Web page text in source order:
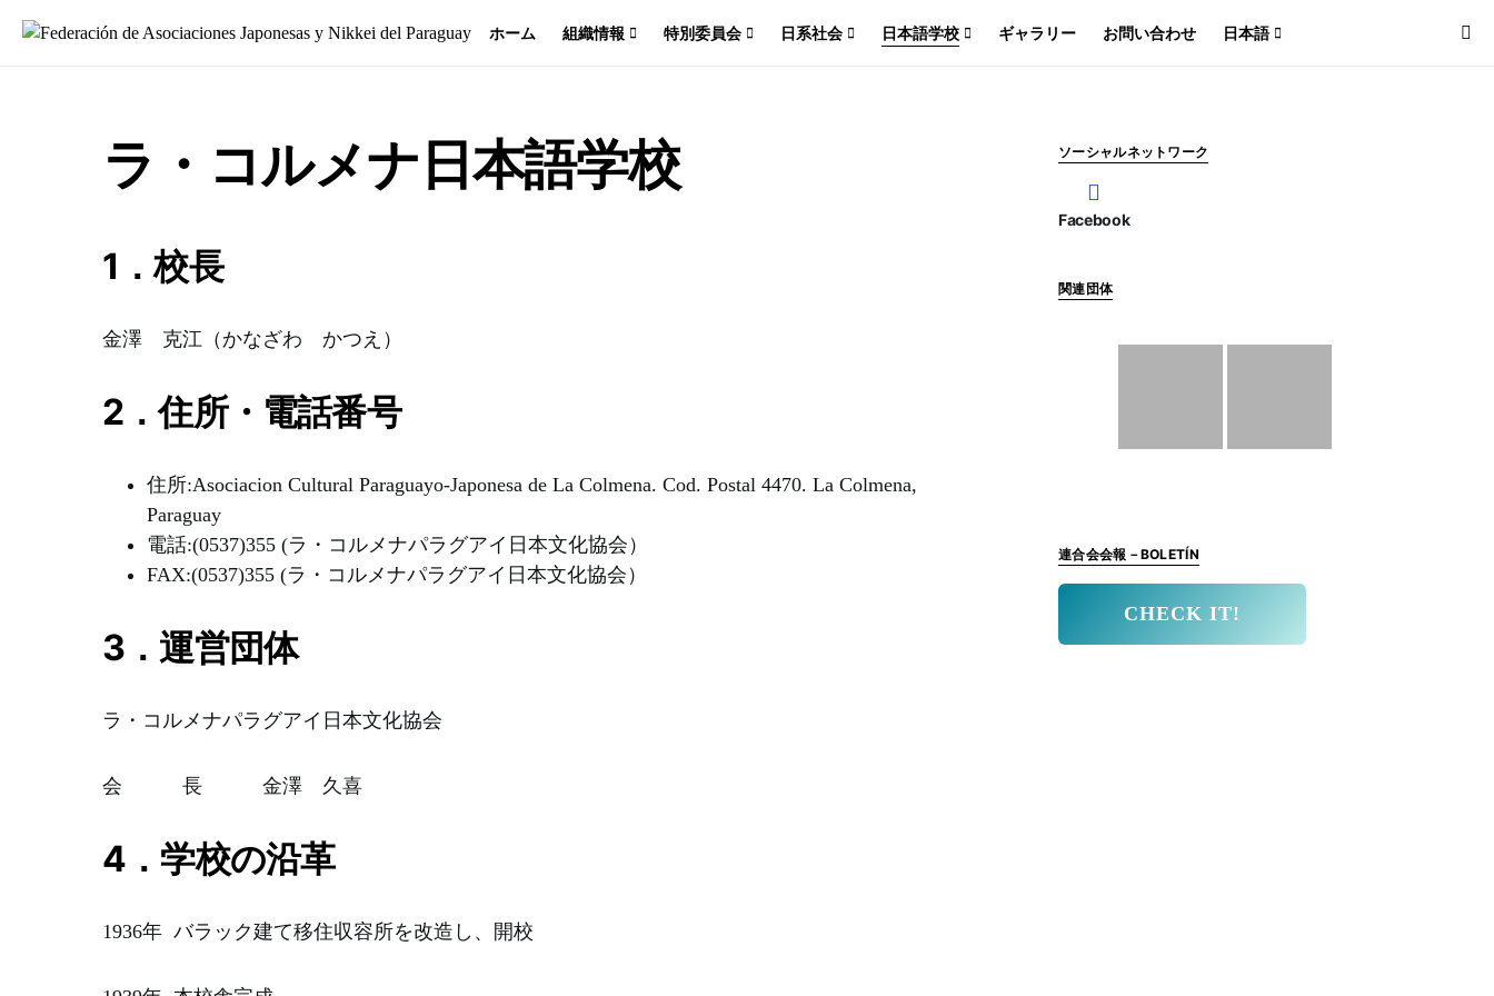
ホーム 組織情報 特別委員会 日系社会 日本語学校 ギャラリー お問い合わせ 日本語
Search for:
ラ・コルメナ日本語学校
1．校長
金澤 克江（かなざわ かつえ）
2．住所・電話番号
住所:Asociacion Cultural Paraguayo-Japonesa de La Colmena. Cod. Postal 4470. La Colmena,
Paraguay
電話:(0537)355 (ラ・コルメナパラグアイ日本文化協会）
FAX:(0537)355 (ラ・コルメナパラグアイ日本文化協会）
3．運営団体
ラ・コルメナパラグアイ日本文化協会
会 長 金澤 久喜
4．学校の沿革
1936年 バラック建て移住収容所を改造し、開校
ソーシャルネットワーク
Facebook
関連団体
連合会会報－BOLETÍN
CHECK IT!